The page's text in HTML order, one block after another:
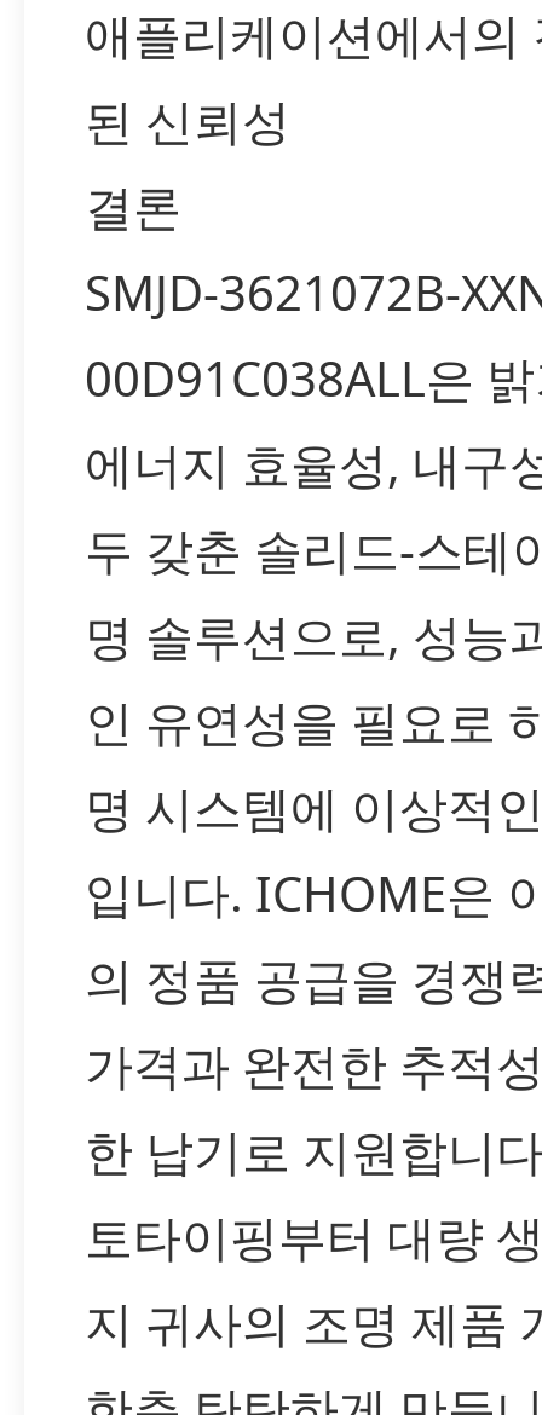
애플리케이션에서의
된 신뢰성
결론
SMJD-3621072B-
00D91C038ALL은
에너지 효율성, 내구
두 갖춘 솔리드-스테
명 솔루션으로, 성능
인 유연성을 필요로
명 시스템에 이상적
입니다. ICHOME은
의 정품 공급을 경쟁
가격과 완전한 추적
한 납기로 지원합니
토타이핑부터 대량
지 귀사의 조명 제품